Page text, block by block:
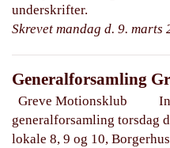
underskrifter.
Skrevet mandag d. 9. marts
Generalforsamling
Greve Motionsklub
generalforsamling torsdag
lokale 8, 9 og 10,